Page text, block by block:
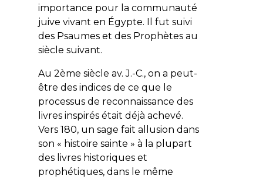
importance pour la communauté
juive vivant en Égypte. Il fut suivi
des Psaumes et des Prophètes au
siècle suivant.
Au 2ème siècle av. J.-C., on a peut-
être des indices de ce que le
processus de reconnaissance des
livres inspirés était déjà achevé.
Vers 180, un sage fait allusion dans
son « histoire sainte » à la plupart
des livres historiques et
prophétiques, dans le même